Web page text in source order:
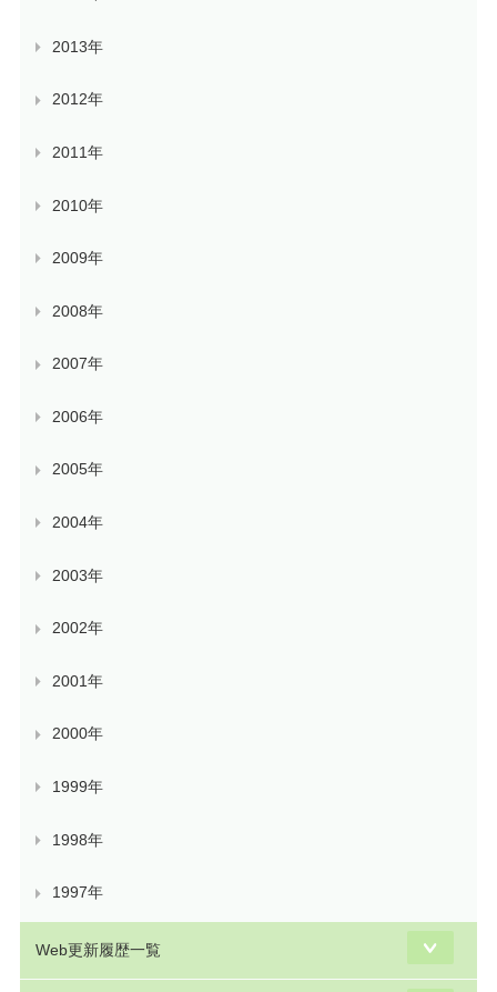
2013年
2012年
2011年
2010年
2009年
2008年
2007年
2006年
2005年
2004年
2003年
2002年
2001年
2000年
1999年
1998年
1997年
Web更新履歴一覧